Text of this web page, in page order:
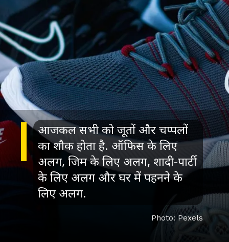
आजकल सभी को जूतों और चप्पलों
का शौक होता है. ऑफिस के लिए
अलग, जिम के लिए अलग, शादी-पार्टी
के लिए अलग और घर में पहनने के
लिए अलग.
Photo: Pexels